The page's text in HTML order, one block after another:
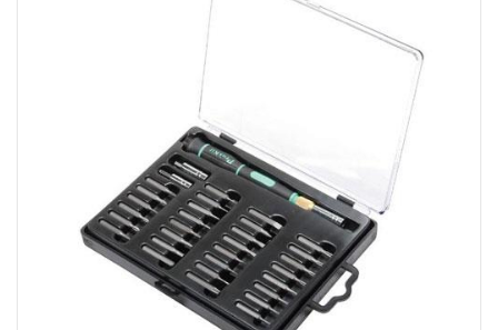
手鉗工具
精密鑷子
綜合工具
電動工具
電磨/電鑽組
高壓絕緣
烙鐵頭
三用電錶
各式鉤錶
驗電筆
A+B 組合
中階款12＋
高階挑戰款
課程教材
編程系列
機器人系列
訂單查詢
售後服務
聯絡客服
科玩補件
技術諮詢
舊換新方案
新品上市
工具組合
家用網路
居家修繕